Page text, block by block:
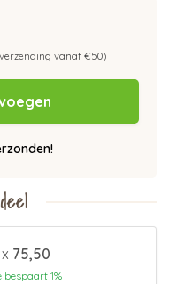
vanaf €50)
75,50
bespaart 1%